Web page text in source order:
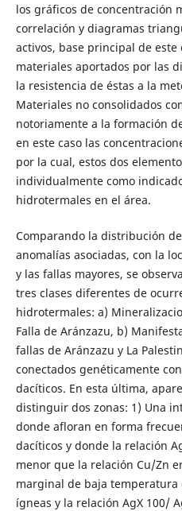
los gráficos de concentración
correlación y diagramas
activos, base principal de
materiales aportados por las
la resistencia de éstas a la
Materiales no consolidados
notoriamente a la formación
en este caso las
por la cual, estos dos
individualmente como
hidrotermales en el área.
Comparando la distribución
anomalías asociadas, con la
y las fallas mayores, se
tres clases diferentes de
hidrotermales: a)
Falla de Aránzazu, b)
fallas de Aránzazu y La
conectados genéticamente
dacíticos. En esta última,
distinguir dos zonas: 1) Una
donde afloran en forma
dacíticos y donde la relación
menor que la relación Cu/Zn
marginal de baja temperatura
ígneas y la relación AgX 100/